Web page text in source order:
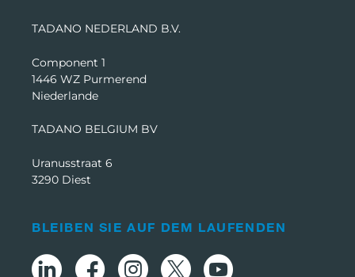
TADANO NEDERLAND B.V.
Component 1
1446 WZ Purmerend
Niederlande
TADANO BELGIUM BV
Uranusstraat 6
3290 Diest
BLEIBEN SIE AUF DEM LAUFENDEN